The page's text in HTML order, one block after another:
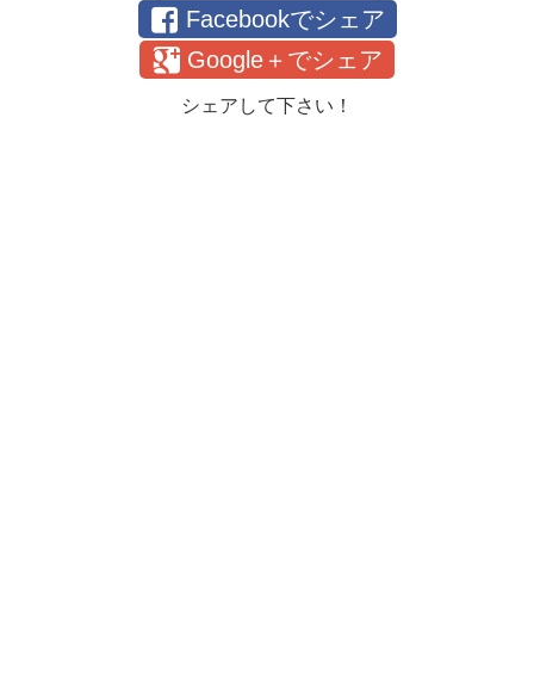
Facebookでシェア
Google＋でシェア
シェアして下さい！